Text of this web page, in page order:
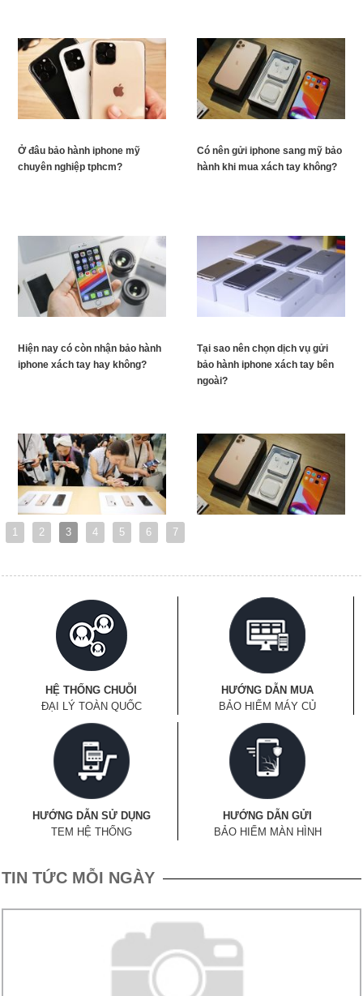
Ở đâu bảo hành iphone mỹ
chuyên nghiệp tphcm?
Có nên gửi iphone sang mỹ bảo
hành khi mua xách tay không?
Hiện nay có còn nhận bảo hành
iphone xách tay hay không?
Tại sao nên chọn dịch vụ gửi
bảo hành iphone xách tay bên
ngoài?
1 2 3 4 5 6 7
HỆ THỐNG CHUỖI
ĐẠI LÝ TOÀN QUỐC
HƯỚNG DẪN MUA
BẢO HIỂM MÁY CỦ
HƯỚNG DẪN SỬ DỤNG
TEM HỆ THỐNG
HƯỚNG DẪN GỬI
BẢO HIỂM MÀN HÌNH
TIN TỨC MỖI NGÀY